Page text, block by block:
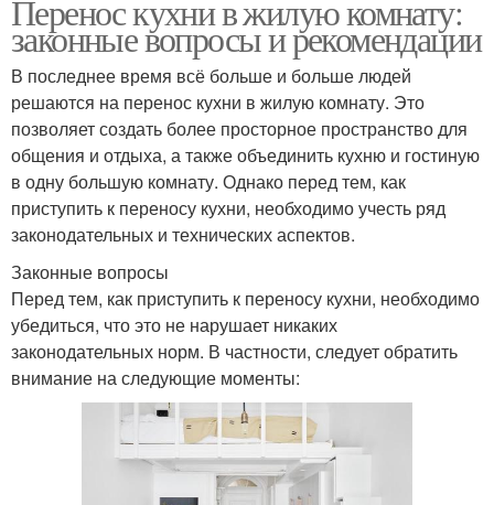
Перенос кухни в жилую комнату:
законные вопросы и рекомендации
В последнее время всё больше и больше людей
решаются на перенос кухни в жилую комнату. Это
позволяет создать более просторное пространство для
общения и отдыха, а также объединить кухню и гостиную
в одну большую комнату. Однако перед тем, как
приступить к переносу кухни, необходимо учесть ряд
законодательных и технических аспектов.
Законные вопросы
Перед тем, как приступить к переносу кухни, необходимо
убедиться, что это не нарушает никаких
законодательных норм. В частности, следует обратить
внимание на следующие моменты: